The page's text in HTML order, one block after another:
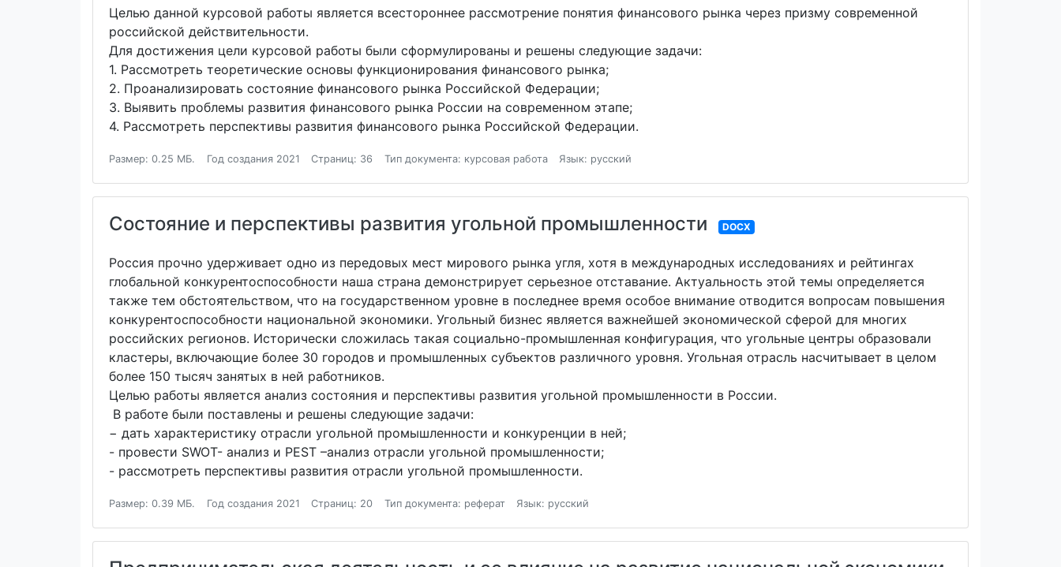
Целью данной курсовой работы является всестороннее рассмотрение понятия финансового рынка через призму современной
российской действительности.
Для достижения цели курсовой работы были сформулированы и решены следующие задачи:
1. Рассмотреть теоретические основы функционирования финансового рынка;
2. Проанализировать состояние финансового рынка Российской Федерации;
3. Выявить проблемы развития финансового рынка России на современном этапе;
4. Рассмотреть перспективы развития финансового рынка Российской Федерации.
Размер: 0.25 МБ. Год создания 2021 Страниц: 36 Тип документа: курсовая работа Язык: русский
Состояние и перспективы развития угольной промышленности DOCX
Россия прочно удерживает одно из передовых мест мирового рынка угля, хотя в международных исследованиях и рейтингах
глобальной конкурентоспособности наша страна демонстрирует серьезное отставание. Актуальность этой темы определяется
также тем обстоятельством, что на государственном уровне в последнее время особое внимание отводится вопросам повышения
конкурентоспособности национальной экономики. Угольный бизнес является важнейшей экономической сферой для многих
российских регионов. Исторически сложилась такая социально-промышленная конфигурация, что угольные центры образовали
кластеры, включающие более 30 городов и промышленных субъектов различного уровня. Угольная отрасль насчитывает в целом
более 150 тысяч занятых в ней работников.
Целью работы является анализ состояния и перспективы развития угольной промышленности в России.
В работе были поставлены и решены следующие задачи:
− дать характеристику отрасли угольной промышленности и конкуренции в ней;
- провести SWOT- анализ и PEST –анализ отрасли угольной промышленности;
- рассмотреть перспективы развития отрасли угольной промышленности.
Размер: 0.39 МБ. Год создания 2021 Страниц: 20 Тип документа: реферат Язык: русский